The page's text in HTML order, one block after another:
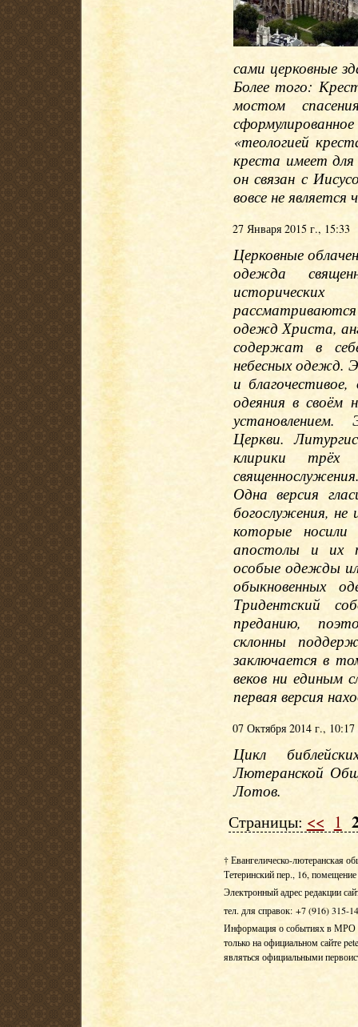
сами церковные
Более того:
мостом
«теологией
креста имеет
он связан с
вовсе не
27 Января 2015 г., 15:33
Церковные
одежда
одежд Христа,
содержат в
небесных одежд.
и
одеяния в своём
Церкви.
клирики трёх
Одна версия
богослужения, не
которые
апостолы и их
особые одежды
обыкновенных
Тридентский
преданию,
склонны
заключается в
веков ни единым
первая версия
07 Октября 2014 г., 10:17
Цикл
Лютеранской
Лотов.
Страницы: << 1
† Евангелическо-лютеранская
Тетеринский пер., 16,
Электронный адрес редакции
тел. для справок: +7 (916) 315-
Информация о событиях в МРО
только на официальном сайте
являться официальными